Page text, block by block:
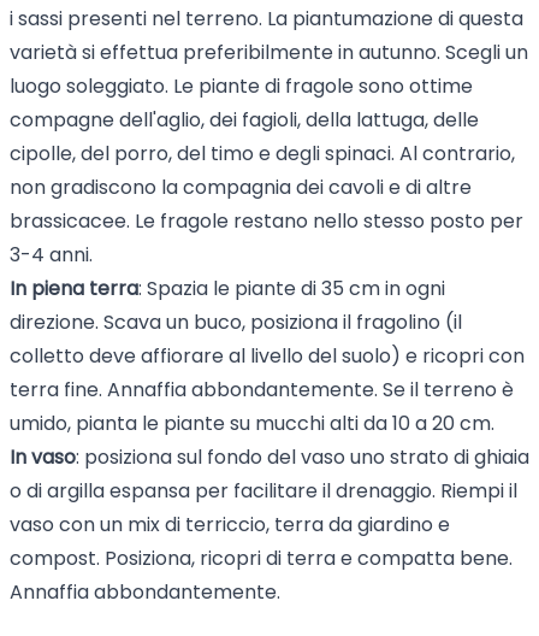
i sassi presenti nel terreno. La piantumazione di questa
varietà si effettua preferibilmente in autunno. Scegli un
luogo soleggiato. Le piante di fragole sono ottime
compagne dell'aglio, dei fagioli, della lattuga, delle
cipolle, del porro, del timo e degli spinaci. Al contrario,
non gradiscono la compagnia dei cavoli e di altre
brassicacee. Le fragole restano nello stesso posto per
3-4 anni.
In piena terra: Spazia le piante di 35 cm in ogni
direzione. Scava un buco, posiziona il fragolino (il
colletto deve affiorare al livello del suolo) e ricopri con
terra fine. Annaffia abbondantemente. Se il terreno è
umido, pianta le piante su mucchi alti da 10 a 20 cm.
In vaso: posiziona sul fondo del vaso uno strato di ghiaia
o di argilla espansa per facilitare il drenaggio. Riempi il
vaso con un mix di terriccio, terra da giardino e
compost. Posiziona, ricopri di terra e compatta bene.
Annaffia abbondantemente.